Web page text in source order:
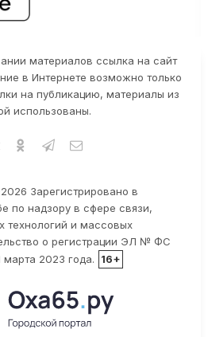
материалов ссылка на сайт
в Интернете возможно только
на публикацию, материалы из
использованы.
Зарегистрировано в
по надзору в сфере связи,
технологий и массовых
о регистрации ЭЛ № ФС
марта 2023 года.
16+